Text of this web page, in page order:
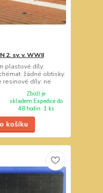
2. sv. v. WWII
plastové díly:
žádné obtisky:
resinové díly: ne
Zboží je
skladem.Expedice do
48 hodin. 1 ks
košíku